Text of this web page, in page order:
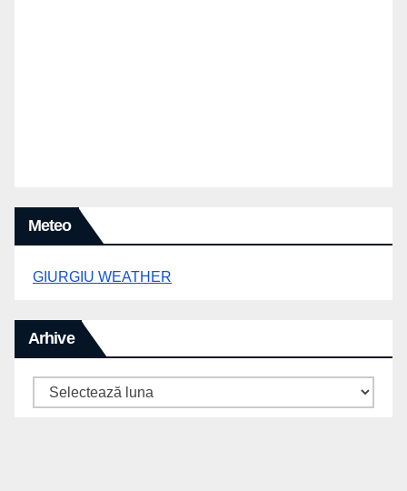
Meteo
GIURGIU WEATHER
Arhive
Arhive